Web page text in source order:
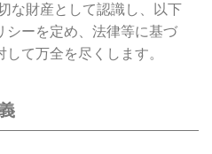
な財産として認識し、以下
シーを定め、法律等に基づ
て万全を尽くします。